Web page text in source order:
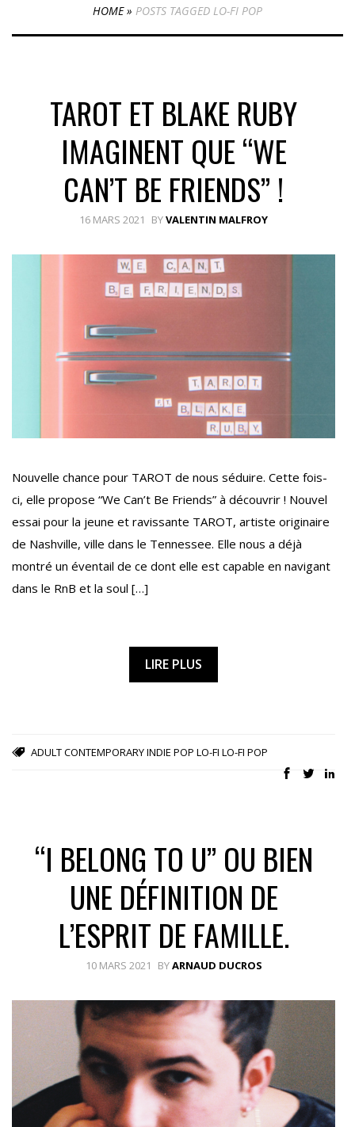
HOME» POSTS TAGGED LO-FI POP
TAROT ET BLAKE RUBY
IMAGINENT QUE “WE
CAN’T BE FRIENDS” !
16 MARS 2021 BYVALENTIN MALFROY
Nouvelle chance pour TAROT de nous séduire. Cette fois-
ci, elle propose “We Can’t Be Friends” à découvrir ! Nouvel
essai pour la jeune et ravissante TAROT, artiste originaire
de Nashville, ville dans le Tennessee. Elle nous a déjà
montré un éventail de ce dont elle est capable en navigant
dans le RnB et la soul […]
LIRE PLUS
ADULT CONTEMPORARYINDIE POP LO-FI LO-FI POP
“I BELONG TO U” OU BIEN
UNE DÉFINITION DE
L’ESPRIT DE FAMILLE.
10 MARS 2021 BYARNAUD DUCROS